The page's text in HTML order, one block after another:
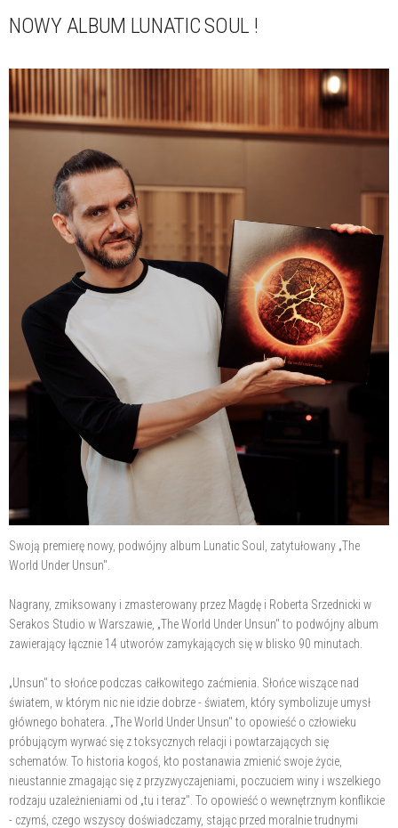
NOWY ALBUM LUNATIC SOUL !
Swoją premierę nowy, podwójny album Lunatic Soul, zatytułowany „The
World Under Unsun".
Nagrany, zmiksowany i zmasterowany przez Magdę i Roberta Srzednicki w
Serakos Studio w Warszawie, „The World Under Unsun" to podwójny album
zawierający łącznie 14 utworów zamykających się w blisko 90 minutach.
„Unsun" to słońce podczas całkowitego zaćmienia. Słońce wiszące nad
światem, w którym nic nie idzie dobrze - światem, który symbolizuje umysł
głównego bohatera. „The World Under Unsun" to opowieść o człowieku
próbującym wyrwać się z toksycznych relacji i powtarzających się
schematów. To historia kogoś, kto postanawia zmienić swoje życie,
nieustannie zmagając się z przyzwyczajeniami, poczuciem winy i wszelkiego
rodzaju uzależnieniami od „tu i teraz". To opowieść o wewnętrznym konflikcie
- czymś, czego wszyscy doświadczamy, stając przed moralnie trudnymi